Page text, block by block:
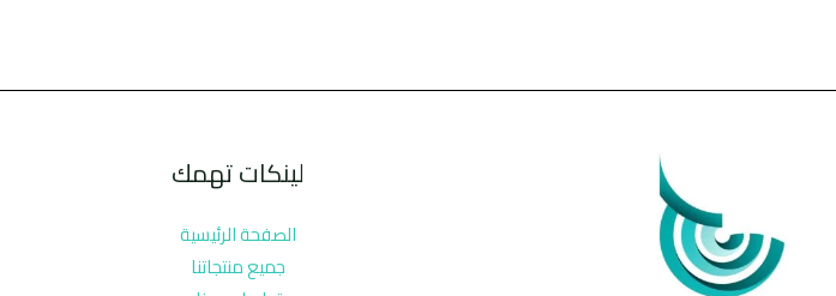
لينكات تهمك
الصفحة الرئيسية
جميع منتجاتنا